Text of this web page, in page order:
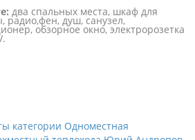
два спальных места, шкаф для
радио,фен, душ, санузел,
обзорное окно, электророзетка